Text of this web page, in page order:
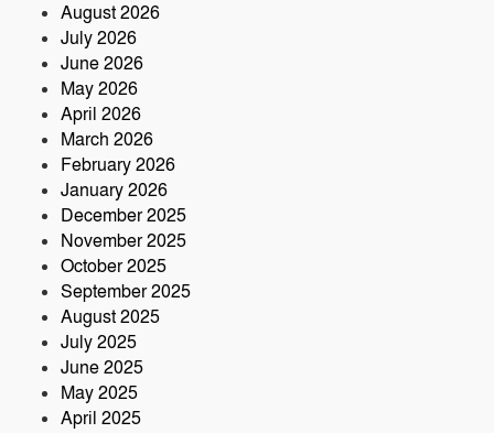
August 2026
July 2026
June 2026
May 2026
April 2026
March 2026
February 2026
January 2026
December 2025
November 2025
October 2025
September 2025
August 2025
July 2025
June 2025
May 2025
April 2025